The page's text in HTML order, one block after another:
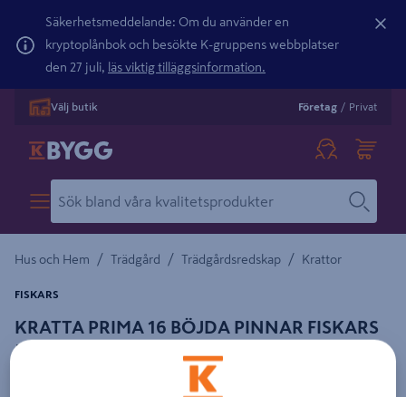
Säkerhetsmeddelande: Om du använder en
kryptoplånbok och besökte K-gruppens webbplatser
den 27 juli, läs viktig tilläggsinformation.
Välj butik Företag / Privat
Hus och Hem / Trädgård / Trädgårdsredskap / Krattor
KRATTA PRIMA 16 BÖJDA PINNAR FISKARS
5050
FISKARS
Detaljerad beskrivning finns i produktbeskrivningsområdet